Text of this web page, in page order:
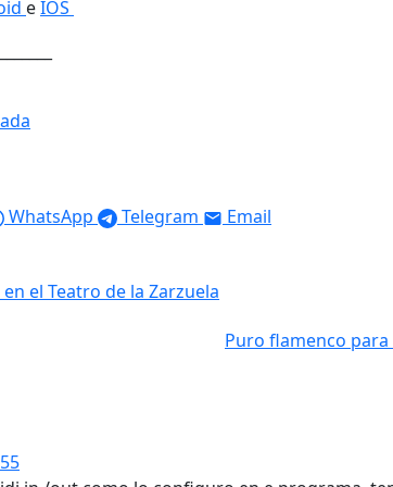
eIOS
WhatsApp Telegram Email
el Teatro de la Zarzuela
Puro flamenco para